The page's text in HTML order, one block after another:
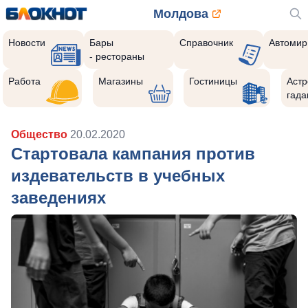
Молдова
Новости
Бары
- рестораны
Справочник Автомир
Работа Магазины Гостиницы
Общество 20.02.2020
Стартовала кампания против
издевательств в учебных
заведениях